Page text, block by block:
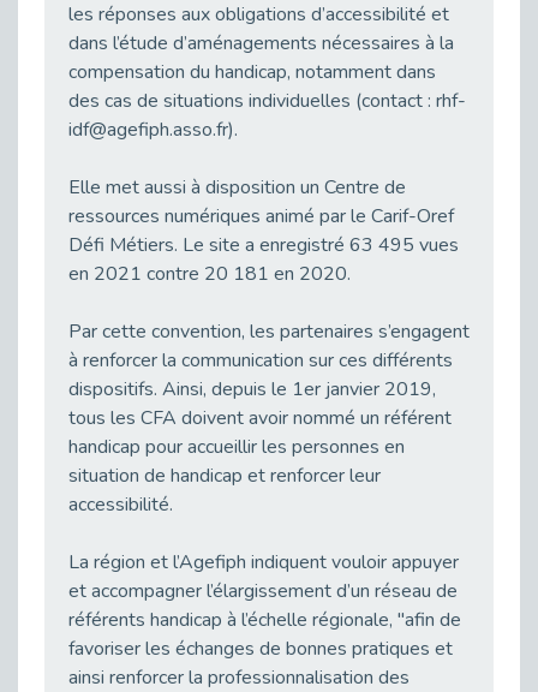
Cap Emploi : L'accompagnement EXH c’est quoi ?
Publié le 16/03/2026
21 Mars : Plus qu’un symbole, un engagement pour l’inclusion
Publié le 16/03/2026
Développer la pair-aidance en santé mentale : guide pour les employeurs
Publié le 13/03/2026
Troubles DYS et monde du travail : mieux comprendre pour mieux accompagner _ vidéo
Publié le 13/03/2026
Employeurs privés et publics : vigilance face aux démarchages liés à l’OETH en 2026
Publié le 09/03/2026
Publié le 09/03/2026
Le Tournesol : Ce symbole discret qui change la vie des personnes en situation de handicap invisible
Publié le 03/03/2026
Handicap auditif au travail : rendre l’invisible accessible
les réponses aux obligations d’accessibilité et
dans l’étude d’aménagements nécessaires à la
compensation du handicap, notamment dans
des cas de situations individuelles (contact : rhf-
idf@agefiph.asso.fr).
Elle met aussi à disposition un Centre de
ressources numériques animé par le Carif-Oref
Défi Métiers. Le site a enregistré 63 495 vues
en 2021 contre 20 181 en 2020.
Par cette convention, les partenaires s’engagent
à renforcer la communication sur ces différents
dispositifs. Ainsi, depuis le 1er janvier 2019,
tous les CFA doivent avoir nommé un référent
handicap pour accueillir les personnes en
situation de handicap et renforcer leur
accessibilité.
La région et l’Agefiph indiquent vouloir appuyer
et accompagner l’élargissement d’un réseau de
référents handicap à l’échelle régionale, "afin de
favoriser les échanges de bonnes pratiques et
ainsi renforcer la professionnalisation des